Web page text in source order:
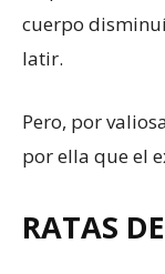
cuerpo
latir.
Pero, por
por ella que el
RATAS